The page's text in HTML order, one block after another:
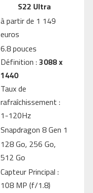
S22 Ultra
à partir de 1 149
euros
6.8 pouces
Définition : 3088 x
1440
Taux de
rafraîchissement :
1-120Hz
Snapdragon 8 Gen 1
128 Go, 256 Go,
512 Go
Capteur Principal :
108 MP (f/1.8)